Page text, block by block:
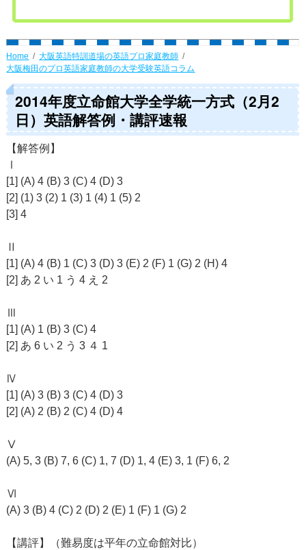
Home
大阪英語特訓道場の英語プロ家庭教師
大阪梅田のプロ英語家庭教師の大学受験英語コラム
2014年度立命館大学全学統一方式（2月2
日）英語解答例・講評速報
【解答例】
Ⅰ
[1] (A) 4 (B) 3 (C) 4 (D) 3
[2] (1) 3 (2) 1 (3) 1 (4) 1 (5) 2
[3] 4
Ⅱ
[1] (A) 4 (B) 1 (C) 3 (D) 3 (E) 2 (F) 1 (G) 2 (H) 4
[2] あ 2 い 1 う 4 え 2
Ⅲ
[1] (A) 1 (B) 3 (C) 4
[2] あ 6 い 2 う 3 ４ 1
Ⅳ
[1] (A) 3 (B) 3 (C) 4 (D) 3
[2] (A) 2 (B) 2 (C) 4 (D) 4
Ⅴ
(A) 5, 3 (B) 7, 6 (C) 1, 7 (D) 1, 4 (E) 3, 1 (F) 6, 2
Ⅵ
(A) 3 (B) 4 (C) 2 (D) 2 (E) 1 (F) 1 (G) 2
【講評】（難易度は平年の立命館対比）